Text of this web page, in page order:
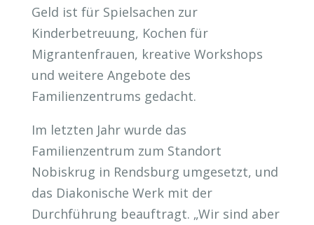
Geld ist für Spielsachen zur
Kinderbetreuung, Kochen für
Migrantenfrauen, kreative Workshops
und weitere Angebote des
Familienzentrums gedacht.
Im letzten Jahr wurde das
Familienzentrum zum Standort
Nobiskrug in Rendsburg umgesetzt, und
das Diakonische Werk mit der
Durchführung beauftragt. „Wir sind aber